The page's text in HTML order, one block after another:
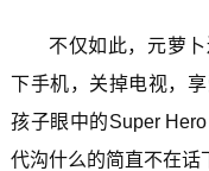
不仅如此，元萝
下手机，关掉电视，
孩子眼中的Super
代沟什么的简直不在话